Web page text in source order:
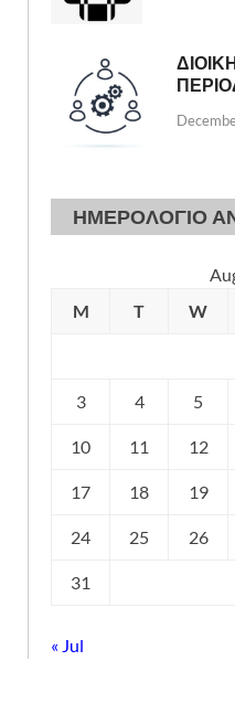
ΗΜΕΡΟΛΟΓΙΟ
M
T W
3 4 5
10 11 12
17 18 19
24 25 26
31
« Jul